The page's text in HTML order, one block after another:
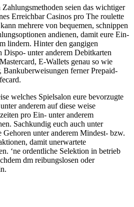
seien das wichtiger
Erreichbar Casinos pro The roulette
mehrere von bequemen, schnippen
andienen, damit eure Ein-
lindern. Hinter den gangigen
Dispo- unter anderem Debitkarten
E-Wallets genau so wie
ferner Prepaid-
welches Spielsalon eure bevorzugte
anderem auf diese weise
pro Ein- unter anderem
Sachkundig euch auch unter
unter anderem Mindest- bzw.
damit unerwartete
‘ne ordentliche Selektion in betrieb
dm reibungslosen oder